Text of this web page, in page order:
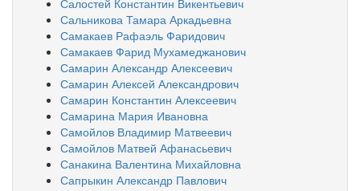
Салостей Константин Викентьевич
Сальникова Тамара Аркадьевна
Самакаев Рафаэль Фаридович
Самакаев Фарид Мухамеджанович
Самарин Александр Алексеевич
Самарин Алексей Александрович
Самарин Константин Алексеевич
Самарина Мария Ивановна
Самойлов Владимир Матвеевич
Самойлов Матвей Афанасьевич
Санакина Валентина Михайловна
Сапрыкин Александр Павлович